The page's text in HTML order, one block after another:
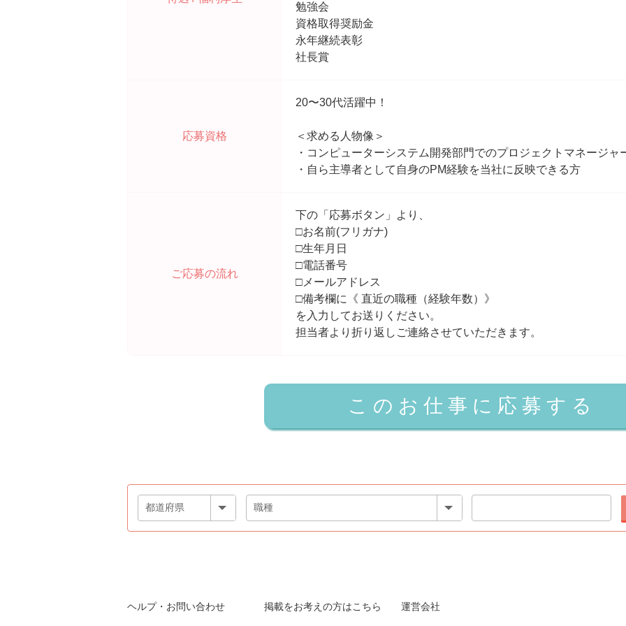
勉強会
資格取得奨励金
永年継続表彰
社長賞
応募資格
20〜30代活躍中！
＜求める人物像＞
・コンピューターシステム開発部門でのプロジェクトマネージャ
・自ら主導者として自身のPM経験を当社に反映できる方
ご応募の流れ
下の「応募ボタン」より、
□お名前(フリガナ)
□生年月日
□電話番号
□メールアドレス
□備考欄に《 直近の職種（経験年数）》
を入力してお送りください。
担当者より折り返しご連絡させていただきます。
ヘルプ・お問い合わせ 掲載をお考えの方はこちら 運営会社